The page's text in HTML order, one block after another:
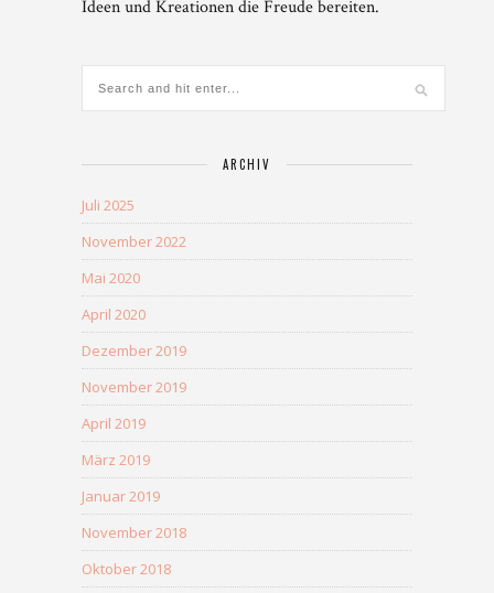
Ideen und Kreationen die Freude bereiten.
ARCHIV
Juli 2025
November 2022
Mai 2020
April 2020
Dezember 2019
November 2019
April 2019
März 2019
Januar 2019
November 2018
Oktober 2018